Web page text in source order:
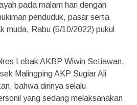
pada malam hari dengan
penduduk, pasar serta
muda, Rabu (5/10/2022) pukul
Lebak AKBP Wiwin Setiawan,
Malingping AKP Sugiar Ali
bahwa dirinya selalu
yang sedang melaksanakan